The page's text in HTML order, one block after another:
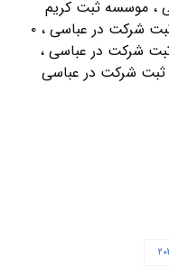
، موسسه ثبت کریم
خان ، موسسه ثبتی کریم خان ، امور ثبت شرکت در عباسی ، ۰
ثبت شرکت در عباسی ،
شرکت در عباسی